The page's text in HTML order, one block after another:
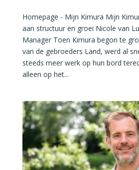
Homepage - Mijn Kimura Mijn
aan structuur en groei Nicole van
Manager Toen Kimura begon te
van de gebroeders Land, werd al
steeds meer werk op hun bord
alleen op het...